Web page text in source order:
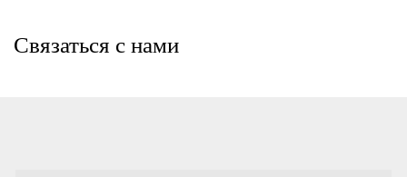
Связаться с нами